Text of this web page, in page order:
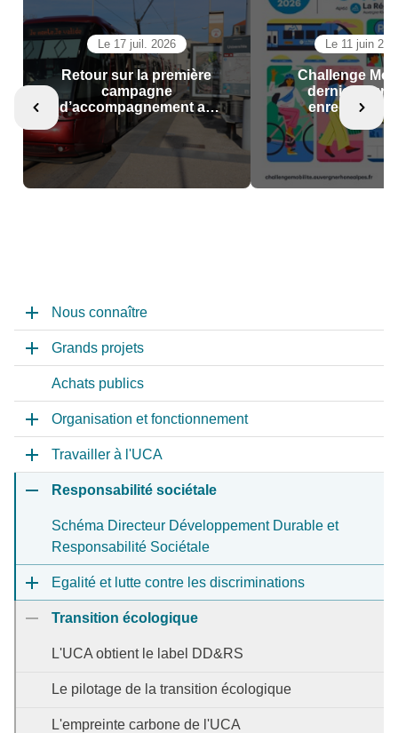
Le 17 juil. 2026
Retour sur la première
campagne
d’accompagnement au
changement de mobilité
Le 11 juin
Challenge
dernier jour
enregistrer
Nous connaître
Grands projets
Achats publics
Organisation et fonctionnement
Travailler à l'UCA
Responsabilité sociétale
Schéma Directeur Développement Durable et
Responsabilité Sociétale
Egalité et lutte contre les discriminations
Transition écologique
L'UCA obtient le label DD&RS
Le pilotage de la transition écologique
L'empreinte carbone de l'UCA